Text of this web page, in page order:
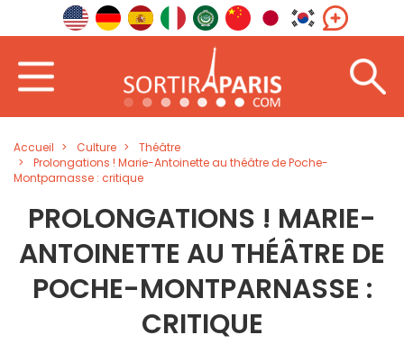
Accueil Culture
Théâtre
Prolongations ! Marie-Antoinette au théâtre de Poche-
Montparnasse : critique
PROLONGATIONS ! MARIE-
ANTOINETTE AU THÉÂTRE DE
POCHE-MONTPARNASSE :
CRITIQUE